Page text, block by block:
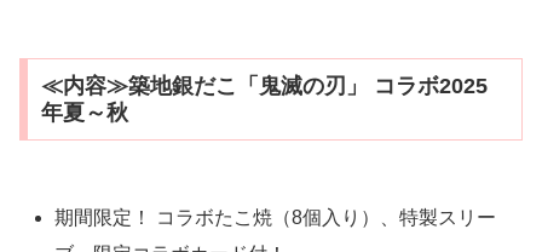
≪内容≫築地銀だこ「鬼滅の刃」 コラボ2025
年夏～秋
期間限定！ コラボたこ焼（8個入り）、特製スリー